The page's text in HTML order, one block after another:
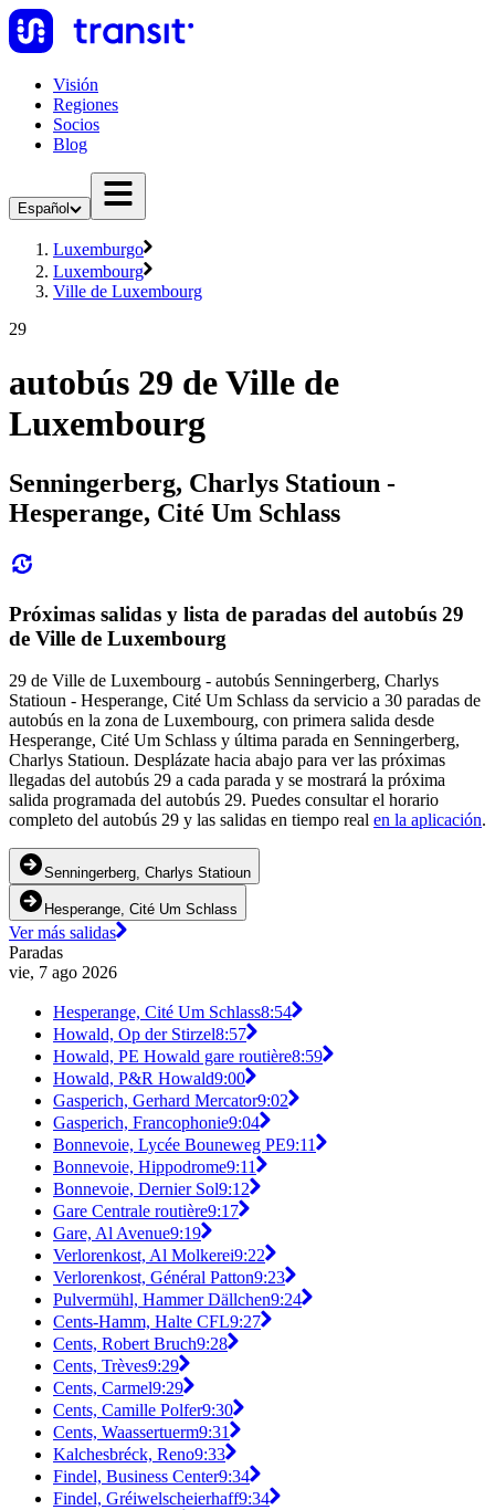
Visión
Regiones
Socios
Blog
Español
Luxemburgo
Luxembourg
Ville de Luxembourg
29
autobús 29 de Ville de
Luxembourg
Senningerberg, Charlys Statioun -
Hesperange, Cité Um Schlass
Próximas salidas y lista de paradas del autobús 29
de Ville de Luxembourg
29 de Ville de Luxembourg - autobús Senningerberg, Charlys
Statioun - Hesperange, Cité Um Schlass da servicio a 30 paradas de
autobús en la zona de Luxembourg, con primera salida desde
Hesperange, Cité Um Schlass y última parada en Senningerberg,
Charlys Statioun. Desplázate hacia abajo para ver las próximas
llegadas del autobús 29 a cada parada y se mostrará la próxima
salida programada del autobús 29. Puedes consultar el horario
completo del autobús 29 y las salidas en tiempo real en la aplicación.
Senningerberg, Charlys Statioun
Hesperange, Cité Um Schlass
Ver más salidas
Paradas
vie, 7 ago 2026
Hesperange, Cité Um Schlass8:54
Howald, Op der Stirzel8:57
Howald, PE Howald gare routière8:59
Howald, P&R Howald9:00
Gasperich, Gerhard Mercator9:02
Gasperich, Francophonie9:04
Bonnevoie, Lycée Bouneweg PE9:11
Bonnevoie, Hippodrome9:11
Bonnevoie, Dernier Sol9:12
Gare Centrale routière9:17
Gare, Al Avenue9:19
Verlorenkost, Al Molkerei9:22
Verlorenkost, Général Patton9:23
Pulvermühl, Hammer Dällchen9:24
Cents-Hamm, Halte CFL9:27
Cents, Robert Bruch9:28
Cents, Trèves9:29
Cents, Carmel9:29
Cents, Camille Polfer9:30
Cents, Waassertuerm9:31
Kalchesbréck, Reno9:33
Findel, Business Center9:34
Findel, Gréiwelscheierhaff9:34